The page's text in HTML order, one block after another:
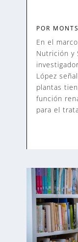
POR
En el
Nutrición y
López
plantas
función
para el